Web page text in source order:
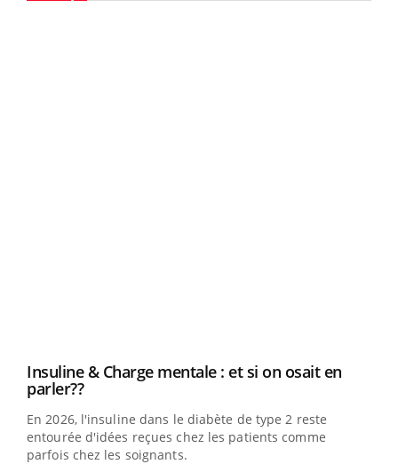
Youtube
Insuline & Charge mentale : et si on osait en
parler??Youtube
En 2026, l'insuline dans le diabète de type 2 reste
entourée d'idées reçues chez les patients comme
parfois chez les soignants.